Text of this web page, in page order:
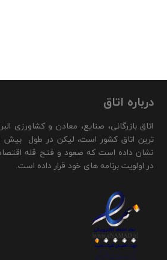
درباره اتاق
اتاق بازرگانی، صنایع، معادن و کشاورزی
ترین اتاق کشور است، لیکن در طول بیش
نشان داده است که صعود و فتح قله
در اولویت برنامه های خود قرار داده است.